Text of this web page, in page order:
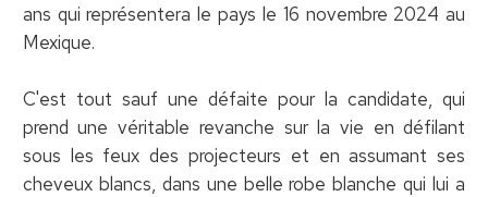
ans qui représentera le pays le 16 novembre 2024 au
Mexique.
C'est tout sauf une défaite pour la candidate, qui
prend une véritable revanche sur la vie en défilant
sous les feux des projecteurs et en assumant ses
cheveux blancs, dans une belle robe blanche qui lui a